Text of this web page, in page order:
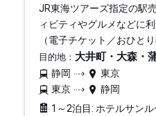
JR東海ツアーズ指定の駅
ィビティやグルメなどに
（電子チケット／おひと
目的地： 大井町・大森・
静岡
東京
東京
静岡
1～2泊目: ホテルサン